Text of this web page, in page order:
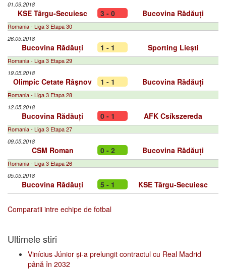
01.09.2018
KSE Târgu-Secuiesc 3 - 0 Bucovina Rădăuți
Romania - Liga 3 Etapa 30
26.05.2018
Bucovina Rădăuți 1 - 1 Sporting Liești
Romania - Liga 3 Etapa 29
19.05.2018
Olimpic Cetate Râşnov 1 - 1 Bucovina Rădăuți
Romania - Liga 3 Etapa 28
12.05.2018
Bucovina Rădăuți 0 - 1 AFK Csíkszereda
Romania - Liga 3 Etapa 27
09.05.2018
CSM Roman 0 - 2 Bucovina Rădăuți
Romania - Liga 3 Etapa 26
05.05.2018
Bucovina Rădăuți 5 - 1 KSE Târgu-Secuiesc
Comparatii intre echipe de fotbal
Ultimele stiri
Vinícius Júnior și-a prelungit contractul cu Real Madrid
până în 2032